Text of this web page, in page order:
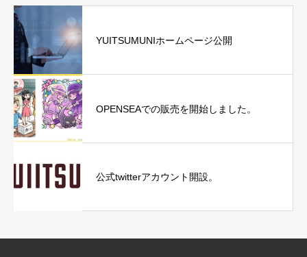
YUITSUMUNIホームページ公開
OPENSEAでの販売を開始しました。
公式twitterアカウント開設。